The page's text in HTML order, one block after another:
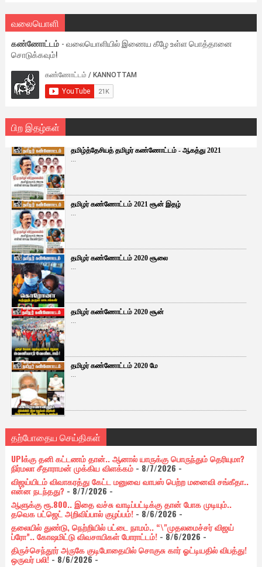
வலையொளி
கண்ணோட்டம் - வலையொளியில் இணைய கீழே உள்ள பொத்தானை
சொடுக்கவும்!
பிற இதழ்கள்
தமிழ்த்தேசியத் தமிழர் கண்ணோட்டம் - ஆகத்து 2021
...
தமிழர் கண்ணோட்டம் 2021 சூன் இதழ்
...
தமிழர் கண்ணோட்டம் 2020 சூலை
...
தமிழர் கண்ணோட்டம் 2020 சூன்
...
தமிழர் கண்ணோட்டம் 2020 மே
...
தற்போதைய செய்திகள்
UPIக்கு தனி கட்டணம் தான்.. ஆனால் யாருக்கு பொருந்தும் தெரியுமா?
நிர்மலா சீதாராமன் முக்கிய விளக்கம்- 8/7/2026 -
விஜய்யிடம் விவாகரத்து கேட்ட மனுவை வாபஸ் பெற்ற மனைவி சங்கீதா..
என்ன நடந்தது?- 8/7/2026 -
ஆளுக்கு ரூ.800.. இதை வச்சு வாடிப்பட்டிக்கு தான் போக முடியும்..
தவெக பட்ஜெட் அறிவிப்பால் குழப்பம்!- 8/6/2026 -
தலையில் துண்டு, நெற்றியில் பட்டை நாமம்.. “\"முதலமைச்சர் விஜய்
ப்ரோ”.. கோஷமிட்டு விவசாயிகள் போராட்டம்!- 8/6/2026 -
திருச்செந்தூர் அருகே குடிபோதையில் சொகுசு கார் ஓட்டியதில் விபத்து!
ஒருவர் பலி!- 8/6/2026-